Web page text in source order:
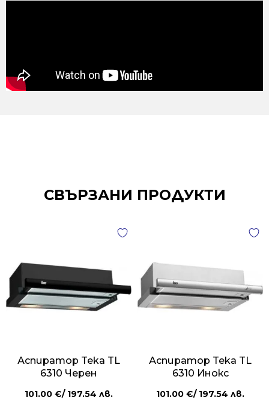
СВЪРЗАНИ ПРОДУКТИ
Аспиратор Teka TL
6310 Черен
101.00 €/ 197.54 лв.
Аспиратор Teka TL
6310 Инокс
101.00 €/ 197.54 лв.